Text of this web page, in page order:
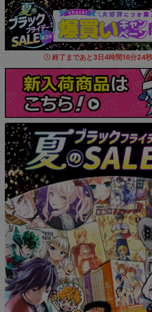
終了まであと3日4時間16分23秒